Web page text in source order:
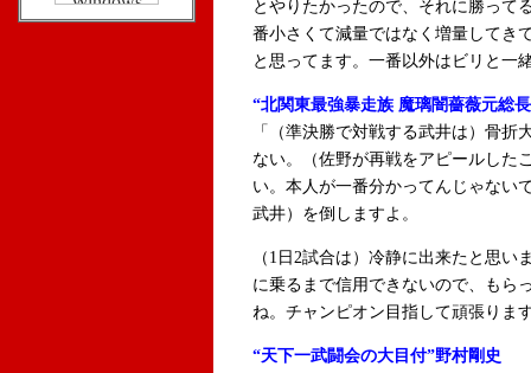
とやりたかったので、それに勝って
番小さくて減量ではなく増量してき
と思ってます。一番以外はビリと一
“北関東最強暴走族 魔璃闇薔薇元総
「（準決勝で対戦する武井は）骨
ない。（佐野が再戦をアピールした
い。本人が一番分かってんじゃない
武井）を倒しますよ。
（1日2試合は）冷静に出来たと思
に乗るまで信用できないので、もら
ね。チャンピオン目指して頑張りま
“天下一武闘会の大目付”野村剛史